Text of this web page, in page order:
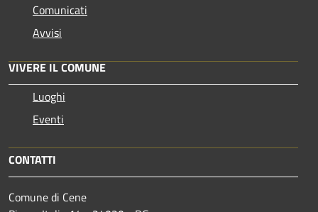
Comunicati
Avvisi
VIVERE IL COMUNE
Luoghi
Eventi
CONTATTI
Comune di Cene